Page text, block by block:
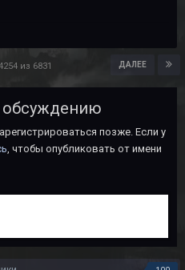
ДАЛЕЕ
из 6831
обсуждению
позже. Если у
, чтобы опубликовать от имени